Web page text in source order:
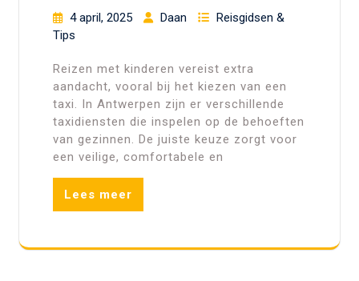
4 april, 2025 Daan
Reisgidsen &
Tips
Reizen met kinderen vereist extra
aandacht, vooral bij het kiezen van een
taxi. In Antwerpen zijn er verschillende
taxidiensten die inspelen op de behoeften
van gezinnen. De juiste keuze zorgt voor
een veilige, comfortabele en
Lees meer